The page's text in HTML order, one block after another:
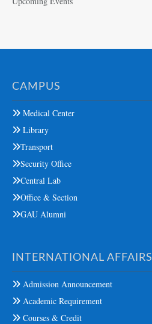
CAMPUS
Medical Center
Library
Transport
Security Office
Central Lab
Office & Section
GAU Alumni
INTERNATIONAL AFFAIRS
Admission Announcement
Academic Requirement
Courses & Credit